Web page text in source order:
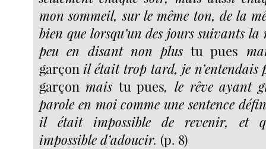
mon sommeil, sur le même ton, de la
bien que lorsqu’un des jours suivants la
peu en disant non plustu pues
garçon il était trop tard, je n’entendais
garçon mais tu pues, le rêve ayant
parole en moi comme une sentence
il était impossible de revenir, et
impossible d’adoucir. (p. 8)